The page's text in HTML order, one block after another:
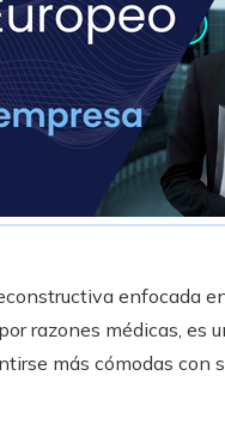
enfocada
razones médicas, es
más cómodas con